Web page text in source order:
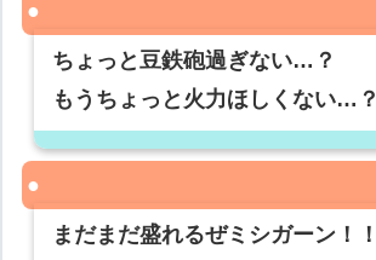
ちょっと豆鉄砲過ぎない…？
もうちょっと火力ほしくない…？
まだまだ盛れるぜミシガーン！！